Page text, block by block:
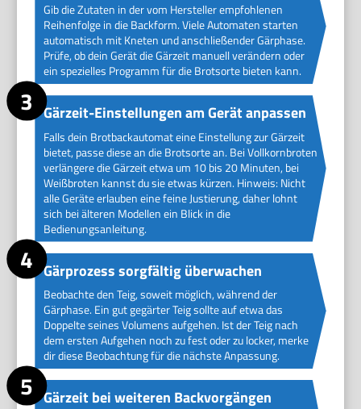
Gib die Zutaten in der vom Hersteller empfohlenen
Reihenfolge in die Backform. Viele Automaten starten
automatisch mit Kneten und anschließender Gärphase.
Prüfe, ob dein Gerät die Gärzeit manuell verändern oder
ein spezielles Programm für die Brotsorte bieten kann.
Gärzeit-Einstellungen am Gerät anpassen
Falls dein Brotbackautomat eine Einstellung zur Gärzeit
bietet, passe diese an die Brotsorte an. Bei Vollkornbroten
verlängere die Gärzeit etwa um 10 bis 20 Minuten, bei
Weißbroten kannst du sie etwas kürzen. Hinweis: Nicht
alle Geräte erlauben eine feine Justierung, daher lohnt
sich bei älteren Modellen ein Blick in die
Bedienungsanleitung.
Gärprozess sorgfältig überwachen
Beobachte den Teig, soweit möglich, während der
Gärphase. Ein gut gegärter Teig sollte auf etwa das
Doppelte seines Volumens aufgehen. Ist der Teig nach
dem ersten Aufgehen noch zu fest oder zu locker, merke
dir diese Beobachtung für die nächste Anpassung.
Gärzeit bei weiteren Backvorgängen